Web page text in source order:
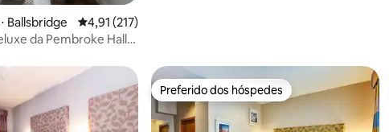
Ballsbridge 4,91 de uma avaliação média de 5, 217 avaliações
4,91 (217)
da Pembroke Hall
Preferido dos hóspedes
Preferido dos hóspedes